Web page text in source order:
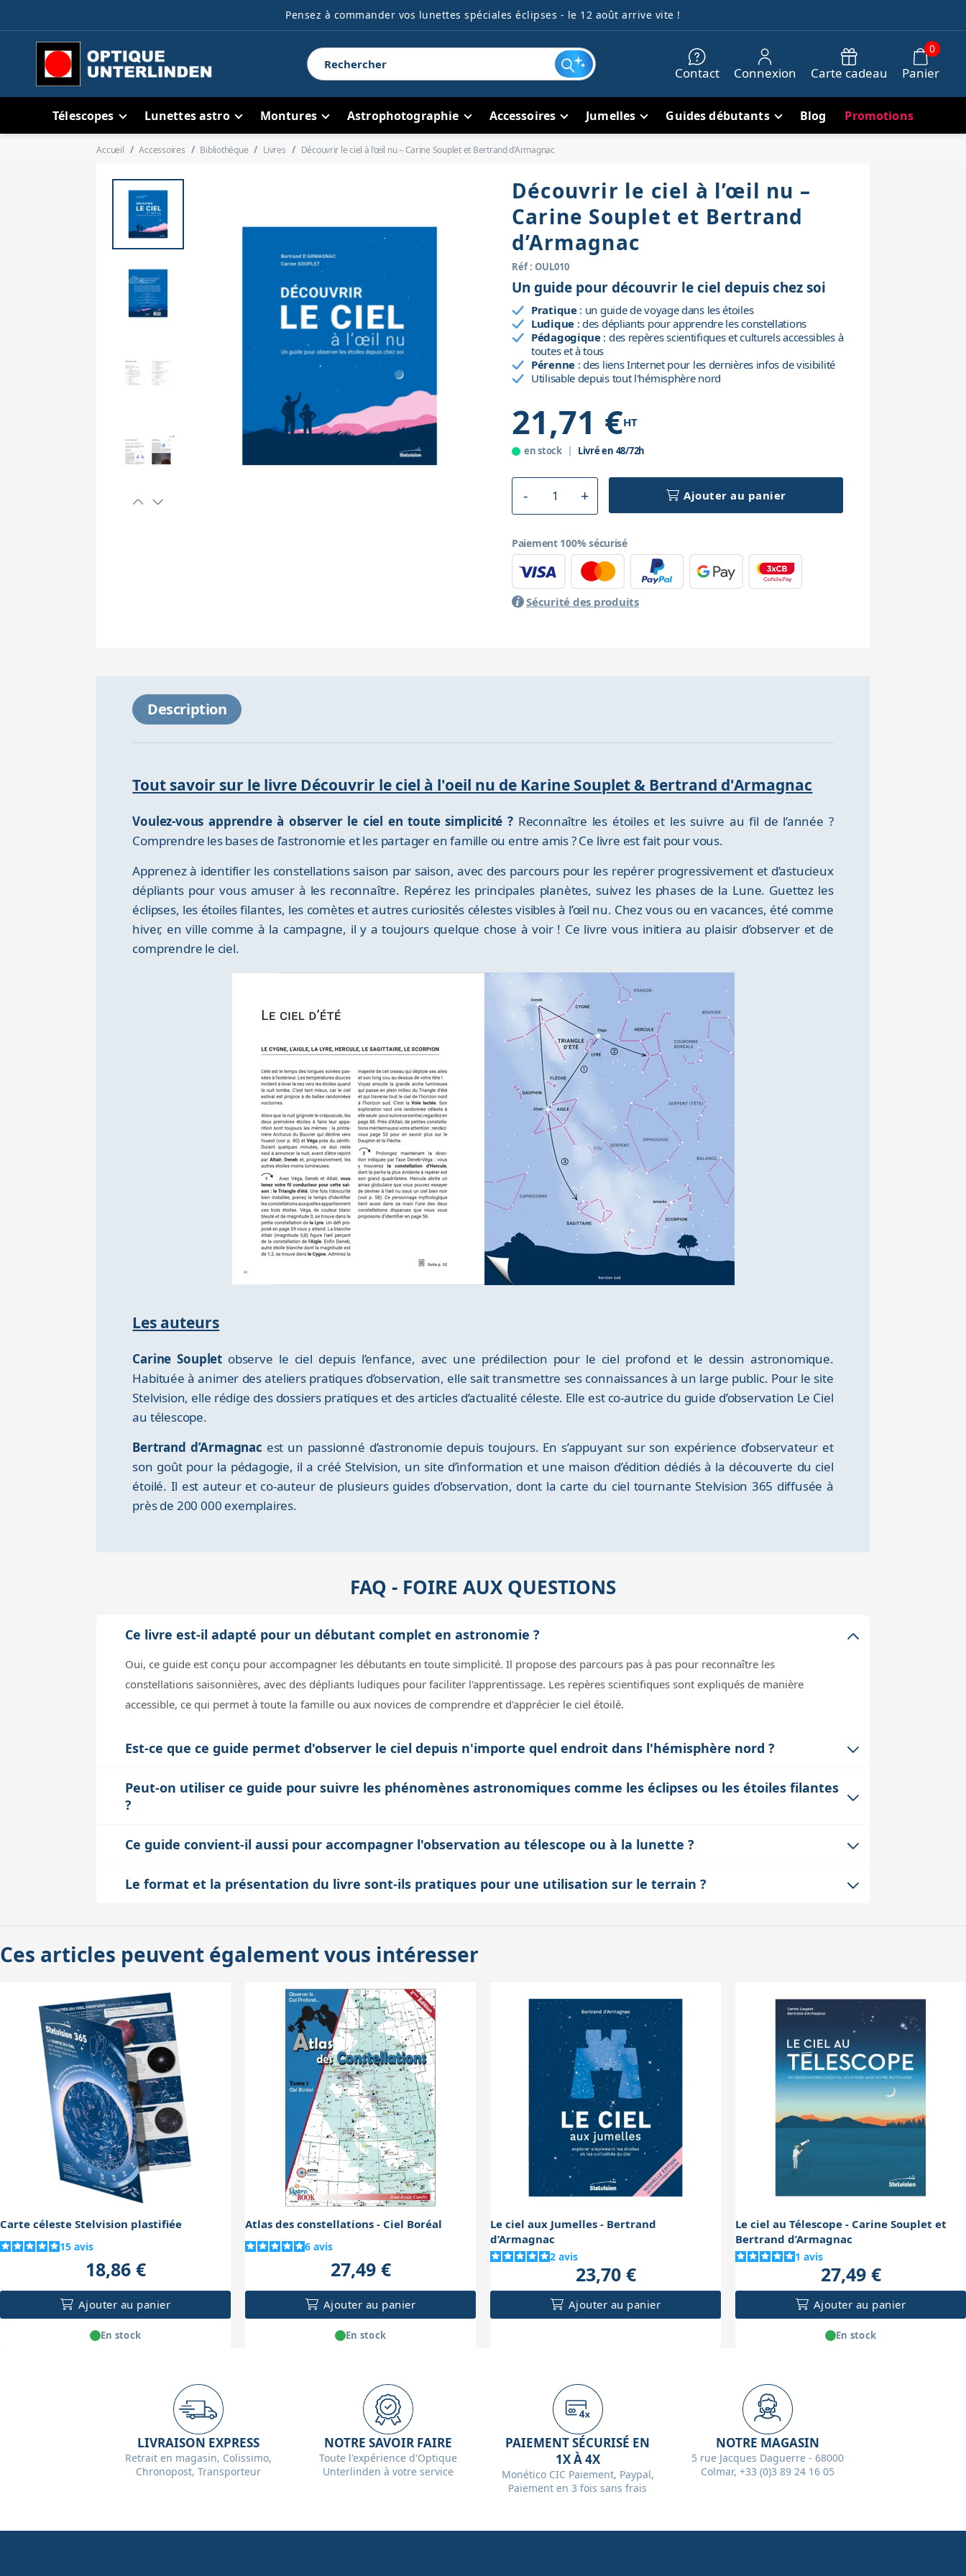
Pensez à commander vos lunettes spéciales éclipses - le 12 août arrive vite !
Contact Connexion Carte cadeau Panier
0
Télescopes Lunettes astro Montures Astrophotographie Accessoires Jumelles Guides débutants Blog Promotions
Accueil Accessoires Bibliothèque Livres Découvrir le ciel à l’œil nu – Carine Souplet et Bertrand d’Armagnac
Découvrir le ciel à l’œil nu –
Carine Souplet et Bertrand
d’Armagnac
Réf : OUL010
Un guide pour découvrir le ciel depuis chez soi
Pratique: un guide de voyage dans les étoiles
Ludique: des dépliants pour apprendre les constellations
Pédagogique: des repères scientifiques et culturels accessibles à
toutes et à tous
Pérenne: des liens Internet pour les dernières infos de visibilité
Utilisable depuis tout l'hémisphère nord
21,71 €HT
en stock Livré en 48/72h
Ajouter au panier
Paiement 100% sécurisé
Sécurité des produits
Description
Tout savoir sur le livre Découvrir le ciel à l'oeil nu de Karine Souplet & Bertrand d'Armagnac
Voulez-vous apprendre à observer le ciel en toute simplicité ?Reconnaître les étoiles et les suivre au fil de l’année ?
Comprendre les bases de l’astronomie et les partager en famille ou entre amis ? Ce livre est fait pour vous.
Apprenez à identifier les constellations saison par saison, avec des parcours pour les repérer progressivement et d’astucieux
dépliants pour vous amuser à les reconnaître. Repérez les principales planètes, suivez les phases de la Lune. Guettez les
éclipses, les étoiles filantes, les comètes et autres curiosités célestes visibles à l’œil nu. Chez vous ou en vacances, été comme
hiver, en ville comme à la campagne, il y a toujours quelque chose à voir ! Ce livre vous initiera au plaisir d’observer et de
comprendre le ciel.
Les auteurs
Carine Soupletobserve le ciel depuis l’enfance, avec une prédilection pour le ciel profond et le dessin astronomique.
Habituée à animer des ateliers pratiques d’observation, elle sait transmettre ses connaissances à un large public. Pour le site
Stelvision, elle rédige des dossiers pratiques et des articles d’actualité céleste. Elle est co-autrice du guide d’observation Le Ciel
au télescope.
Bertrand d’Armagnac est un passionné d’astronomie depuis toujours. En s’appuyant sur son expérience d’observateur et
son goût pour la pédagogie, il a créé Stelvision, un site d’information et une maison d’édition dédiés à la découverte du ciel
étoilé. Il est auteur et co-auteur de plusieurs guides d’observation, dont la carte du ciel tournante Stelvision 365 diffusée à
près de 200 000 exemplaires.
FAQ - FOIRE AUX QUESTIONS
Ce livre est-il adapté pour un débutant complet en astronomie ?
Oui, ce guide est conçu pour accompagner les débutants en toute simplicité. Il propose des parcours pas à pas pour reconnaître les
constellations saisonnières, avec des dépliants ludiques pour faciliter l'apprentissage. Les repères scientifiques sont expliqués de manière
accessible, ce qui permet à toute la famille ou aux novices de comprendre et d'apprécier le ciel étoilé.
Est-ce que ce guide permet d'observer le ciel depuis n'importe quel endroit dans l'hémisphère nord ?
afin que vous puissiez repérer les étoiles, planètes et phénomènes célestes visibles à votre latitude, que vous soyez en ville ou à la campagne.
Peut-on utiliser ce guide pour suivre les phénomènes astronomiques comme les éclipses ou les étoiles filantes
?
visibles à l'œil nu. De plus, grâce à des liens internet actualisés, vous pouvez compléter ces données pour ne rien manquer des phénomènes à
venir.
Ce guide convient-il aussi pour accompagner l'observation au télescope ou à la lunette ?
très bien compléter une initiation à l'astronomie avec un instrument, en aidant à localiser les objets dans le ciel avant de les observer au
Le format et la présentation du livre sont-ils pratiques pour une utilisation sur le terrain ?
conditions où manipuler un livre traditionnel serait moins pratique.
Ces articles peuvent également vous intéresser
Carte céleste Stelvision plastifiée
15 avis
18,86 €
Ajouter au panier
En stock
Atlas des constellations - Ciel Boréal
6 avis
27,49 €
Ajouter au panier
En stock
Le ciel aux Jumelles - Bertrand
d’Armagnac
2 avis
23,70 €
Ajouter au panier
Le ciel au Télescope - Carine Souplet et
Bertrand d’Armagnac
1 avis
27,49 €
Ajouter au panier
En stock
LIVRAISON EXPRESS
Retrait en magasin, Colissimo,
Chronopost, Transporteur
NOTRE SAVOIR FAIRE
Toute l'expérience d'Optique
Unterlinden à votre service
PAIEMENT SÉCURISÉ EN
1X À 4X
Monético CIC Paiement, Paypal,
Paiement en 3 fois sans frais
NOTRE MAGASIN
5 rue Jacques Daguerre - 68000
Colmar, +33 (0)3 89 24 16 05